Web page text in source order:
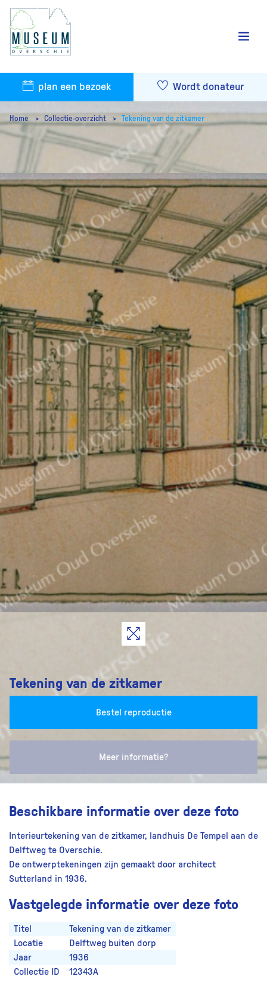
plan een bezoek Wordt donateur
Home Collectie-overzicht Tekening van de zitkamer
Tekening van de zitkamer
Bestel reproductie
Meer informatie?
Beschikbare informatie over deze foto
Interieurtekening van de zitkamer, landhuis De Tempel aan de
Delftweg te Overschie.
De ontwerptekeningen zijn gemaakt door architect
Sutterland in 1936.
Vastgelegde informatie over deze foto
Titel
Tekening van de zitkamer
Locatie
Delftweg buiten dorp
Jaar
1936
Collectie ID
12343A